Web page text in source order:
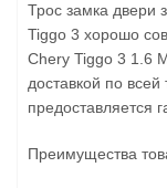
Трос замка двери
Tiggo 3 хорошо
Chery Tiggo 3 1.6
доставкой по
предоставляется
Преимущества